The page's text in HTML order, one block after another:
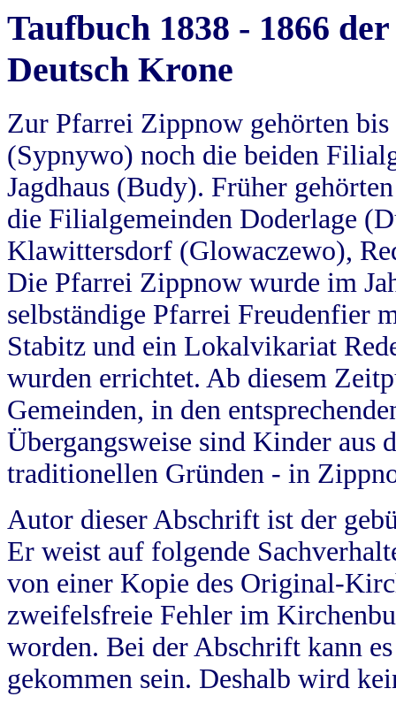
Taufbuch 1838 - 1866
Deutsch Krone
Zur Pfarrei Zippnow gehörten
(Sypnywo) noch die beiden
Jagdhaus (Budy). Früher
die Filialgemeinden Doderlage
Klawittersdorf (Glowaczewo),
Die Pfarrei Zippnow wurde im
selbständige Pfarrei Freudenfier
Stabitz und ein Lokalvikariat
wurden errichtet. Ab diesem
Gemeinden, in den
Übergangsweise sind Kinder aus
traditionellen Gründen - in
Autor dieser Abschrift ist der
Er weist auf folgende
von einer Kopie des Original-
zweifelsfreie Fehler im
worden. Bei der Abschrift kann
gekommen sein. Deshalb wird